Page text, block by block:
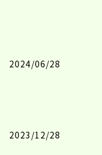
2024/06/28
2023/12/28